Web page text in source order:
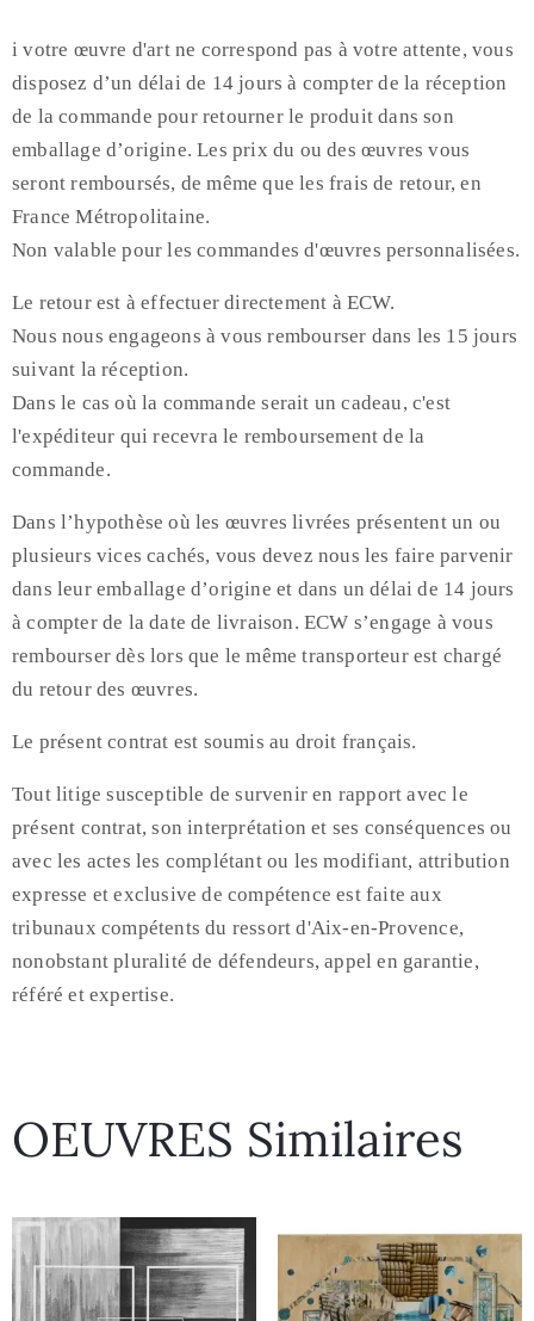
i votre œuvre d'art ne correspond pas à votre attente, vous
disposez d’un délai de 14 jours à compter de la réception
de la commande pour retourner le produit dans son
emballage d’origine. Les prix du ou des œuvres vous
seront remboursés, de même que les frais de retour, en
France Métropolitaine.
Non valable pour les commandes d'œuvres personnalisées.
Le retour est à effectuer directement à ECW.
Nous nous engageons à vous rembourser dans les 15 jours
suivant la réception.
Dans le cas où la commande serait un cadeau, c'est
l'expéditeur qui recevra le remboursement de la
commande.
Dans l’hypothèse où les œuvres livrées présentent un ou
plusieurs vices cachés, vous devez nous les faire parvenir
dans leur emballage d’origine et dans un délai de 14 jours
à compter de la date de livraison. ECW s’engage à vous
rembourser dès lors que le même transporteur est chargé
du retour des œuvres.
Le présent contrat est soumis au droit français.
Tout litige susceptible de survenir en rapport avec le
présent contrat, son interprétation et ses conséquences ou
avec les actes les complétant ou les modifiant, attribution
expresse et exclusive de compétence est faite aux
tribunaux compétents du ressort d'Aix-en-Provence,
nonobstant pluralité de défendeurs, appel en garantie,
référé et expertise.
OEUVRES Similaires